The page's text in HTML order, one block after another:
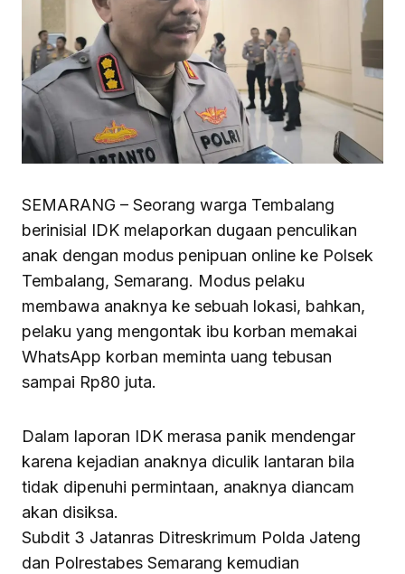
SEMARANG – Seorang warga Tembalang
berinisial IDK melaporkan dugaan penculikan
anak dengan modus penipuan online ke Polsek
Tembalang, Semarang. Modus pelaku
membawa anaknya ke sebuah lokasi, bahkan,
pelaku yang mengontak ibu korban memakai
WhatsApp korban meminta uang tebusan
sampai Rp80 juta.
Dalam laporan IDK merasa panik mendengar
karena kejadian anaknya diculik lantaran bila
tidak dipenuhi permintaan, anaknya diancam
akan disiksa.
Subdit 3 Jatanras Ditreskrimum Polda Jateng
dan Polrestabes Semarang kemudian